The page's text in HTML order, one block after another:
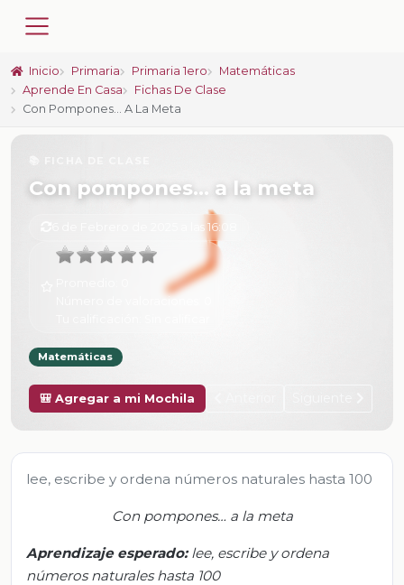
Inicio Primaria Primaria 1ero
Matemáticas
Aprende En Casa
Fichas De Clase
Con Pompones… A La Meta
Con pompones… a la meta
6 de Febrero de 2025 a las 16:08
Número de valoraciones:
Matemáticas
🎒 Agregar a mi Mochila
lee, escribe y ordena números naturales hasta 100
Con pompones… a la meta
Aprendizaje esperado: lee, escribe y ordena
números naturales hasta 100